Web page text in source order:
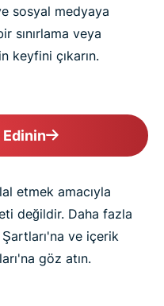
sosyal medyaya
sınırlama veya
keyfini çıkarın.
Edinin
etmek amacıyla
değildir. Daha fazla
ve içerik
göz atın.